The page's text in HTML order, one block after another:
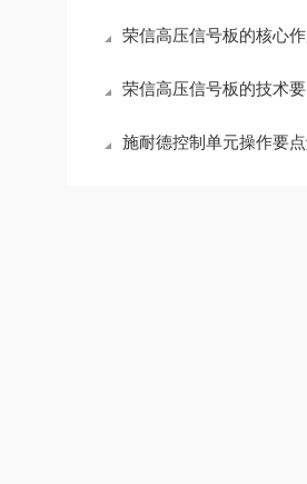
荣信高压信号板的核心作用
荣信高压信号板的技术要点与选型
施耐德控制单元操作要